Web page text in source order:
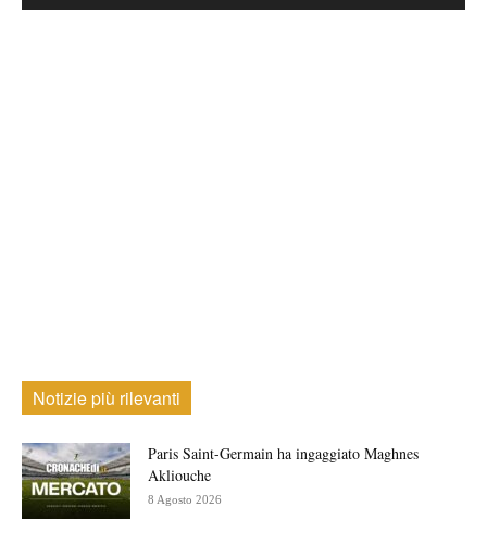
Notizie più rilevanti
Paris Saint-Germain ha ingaggiato Maghnes
Akliouche
8 Agosto 2026